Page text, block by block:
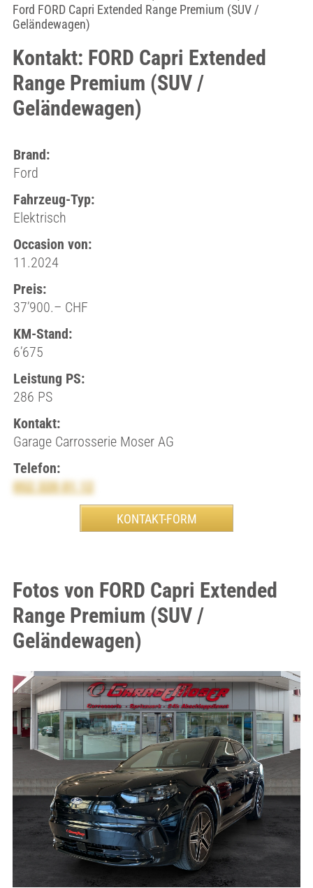
Ford FORD Capri Extended Range Premium (SUV /
Geländewagen)
Kontakt: FORD Capri Extended
Range Premium (SUV /
Geländewagen)
Brand:
Ford
Fahrzeug-Typ:
Elektrisch
Occasion von:
11.2024
Preis:
37’900.– CHF
KM-Stand:
6’675
Leistung PS:
286 PS
Kontakt:
Garage Carrosserie Moser AG
Telefon:
052 320 01 12
Fotos von FORD Capri Extended
Range Premium (SUV /
Geländewagen)